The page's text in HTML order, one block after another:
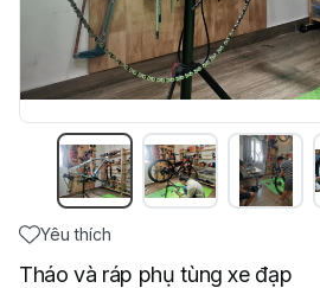
Yêu thích
Tháo và ráp phụ tùng xe đạp